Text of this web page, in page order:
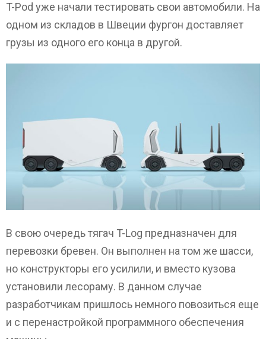
T-Pod уже начали тестировать свои автомобили. На
одном из складов в Швеции фургон доставляет
грузы из одного его конца в другой.
В свою очередь тягач T-Log предназначен для
перевозки бревен. Он выполнен на том же шасси,
но конструкторы его усилили, и вместо кузова
установили лесораму. В данном случае
разработчикам пришлось немного повозиться еще
и с перенастройкой программного обеспечения